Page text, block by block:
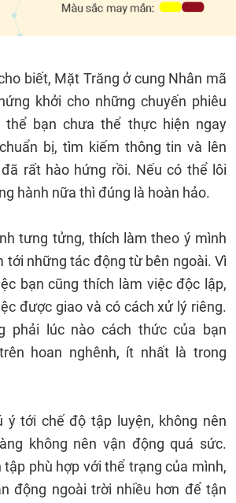
biết, Mặt Trăng ở cung Nhân mã
khởi cho những chuyến phiêu
thể bạn chưa thể thực hiện ngay
bị, tìm kiếm thông tin và lên
rất hào hứng rồi. Nếu có thể lôi
hành nữa thì đúng là hoàn hảo.
tưng tửng, thích làm theo ý mình
tới những tác động từ bên ngoài. Vì
bạn cũng thích làm việc độc lập,
được giao và có cách xử lý riêng.
phải lúc nào cách thức của bạn
hoan nghênh, ít nhất là trong
ý tới chế độ tập luyện, không nên
không nên vận động quá sức.
tập phù hợp với thể trạng của mình,
động ngoài trời nhiều hơn để tận